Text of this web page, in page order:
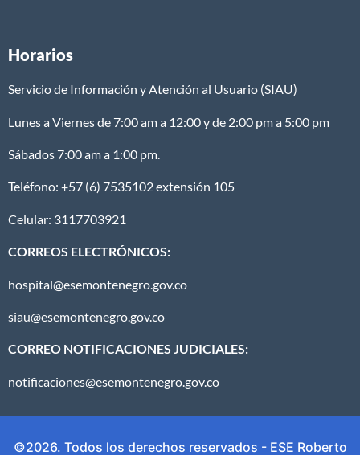
Horarios
Servicio de Información y Atención al Usuario (SIAU)
Lunes a Viernes de 7:00 am a 12:00 y de 2:00 pm a 5:00 pm
Sábados 7:00 am a 1:00 pm.
Teléfono: +57 (6) 7535102 extensión 105
Celular: 3117703921
CORREOS ELECTRÓNICOS:
hospital@esemontenegro.gov.co
siau@esemontenegro.gov.co
CORREO NOTIFICACIONES JUDICIALES:
notificaciones@esemontenegro.gov.co
©2026. Todos los derechos reservados - ESE Roberto